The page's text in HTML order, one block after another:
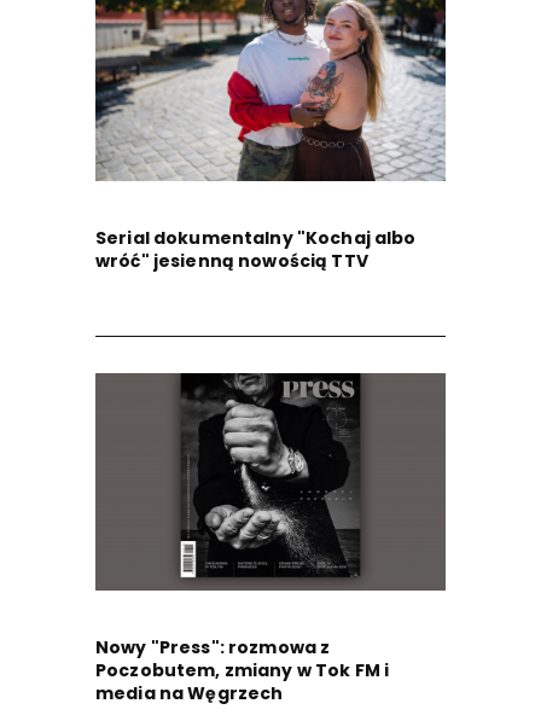
Serial dokumentalny "Kochaj albo
wróć" jesienną nowością TTV
Nowy "Press": rozmowa z
Poczobutem, zmiany w Tok FM i
media na Węgrzech